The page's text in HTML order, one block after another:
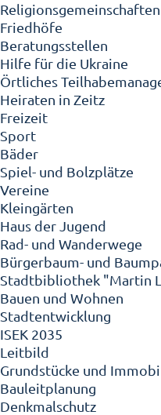
Religionsgemeinschaften
Friedhöfe
Beratungsstellen
Hilfe für die Ukraine
Örtliches
Heiraten in Zeitz
Freizeit
Sport
Bäder
Spiel- und Bolzplätze
Vereine
Kleingärten
Haus der Jugend
Rad- und Wanderwege
Bürgerbaum- und
Stadtbibliothek "Martin
Bauen und Wohnen
Stadtentwicklung
ISEK 2035
Leitbild
Grundstücke und
Bauleitplanung
Denkmalschutz